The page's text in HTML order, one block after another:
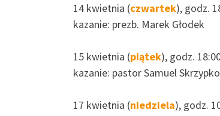
14 kwietnia (czwartek), godz.
kazanie: prezb. Marek Głodek
15 kwietnia (piątek), godz.
kazanie: pastor Samuel
17 kwietnia (niedziela), godz.